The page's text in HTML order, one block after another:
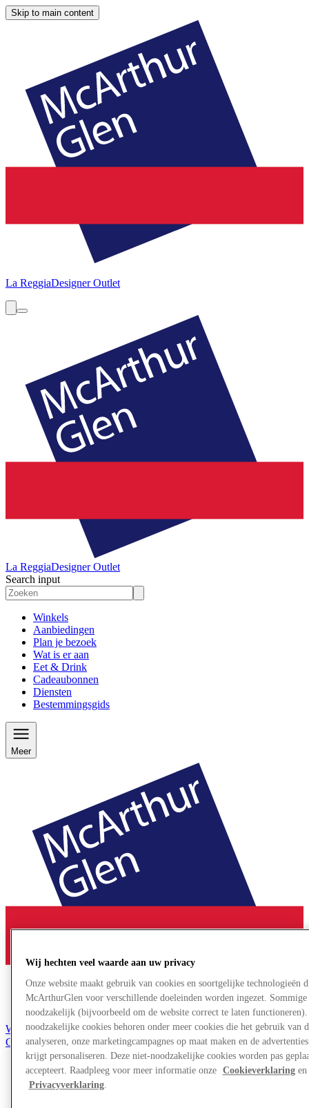
Skip to main content
La ReggiaDesigner Outlet
La ReggiaDesigner Outlet
Search input
Winkels
Aanbiedingen
Plan je bezoek
Wat is er aan
Eet & Drink
Cadeaubonnen
Diensten
Bestemmingsgids
Meer
Word lid van de Club
Gered,
nl
Winkels
Aanbiedingen
Wij hechten veel waarde aan uw privacy
Onze website maakt gebruik van cookies en soortgelijke technologieën
McArthurGlen voor verschillende doeleinden worden ingezet.
noodzakelijk (bijvoorbeeld om de website correct te laten
noodzakelijke cookies behoren onder meer cookies die het gebruik van
analyseren, onze marketingcampagnes op maat maken en de
krijgt personaliseren. Deze niet-noodzakelijke cookies worden pas
accepteert. Raadpleeg voor meer informatie onze Cookieverklaringen
Privacyverklaring.